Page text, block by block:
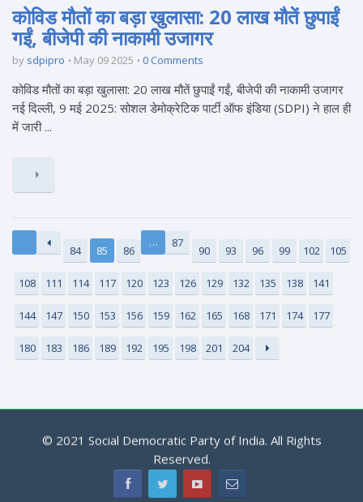
कोविड मौतों का बड़ा खुलासा: 20 लाख मौतें छुपाईं
गईं, बीजेपी की नाकामी उजागर
by sdpipro May 09 2025 0 Comments
कोविड मौतों का बड़ा खुलासा: 20 लाख मौतें छुपाईं गईं, बीजेपी की नाकामी उजागर
नई दिल्ली, 9 मई 2025: सोशल डेमोक्रेटिक पार्टी ऑफ इंडिया (SDPI) ने हाल ही
में जारी ...
84 85 86
… 87
90 93 96 99 102 105
108 111 114 117 120 123 126 129 132 135 138 141
144 147 150 153 156 159 162 165 168 171 174 177
180 183 186 189 192 195 198 201 204
© 2021 Social Democratic Party of India. All Rights
Reserved.